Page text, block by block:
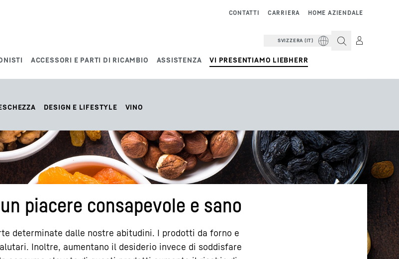
ACCESSORI E PARTI DI RICAMBIO ASSISTENZA VI PRESENTIAMO LIEBHERR
HOME AZIENDALE
CARRIERA
CONTATTI
SVIZZERA (IT)
DESIGN E LIFESTYLE VINO
piacere consapevole e sano
determinate dalle nostre abitudini. I prodotti da forno e
Inoltre, aumentano il desiderio invece di soddisfare